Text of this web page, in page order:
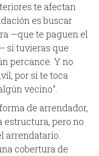
te afectan
es buscar
—que te paguen el
si tuvieras que
percance. Y no
por si te toca
vecino”.
de arrendador,
estructura, pero no
arrendatario.
cobertura de